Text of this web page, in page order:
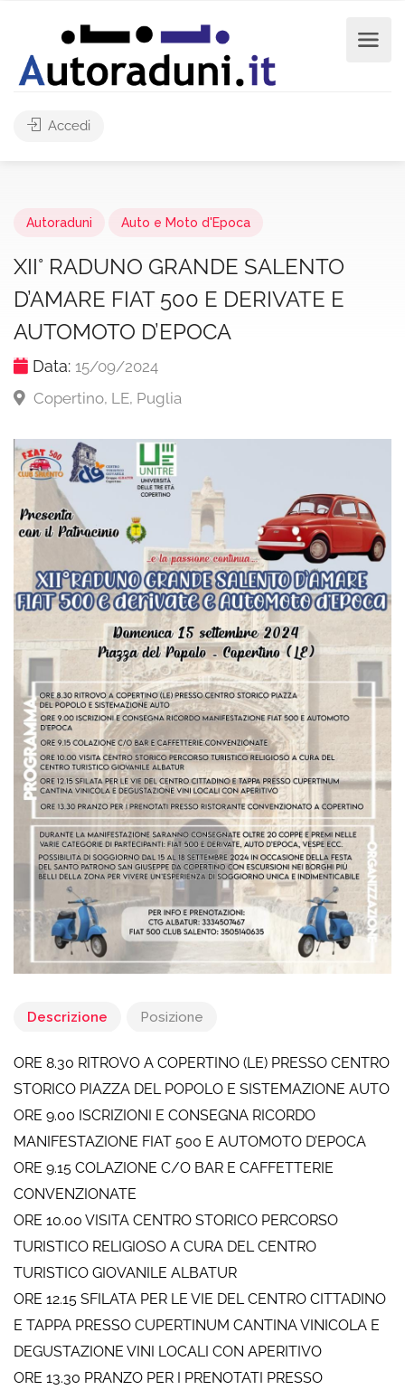
Accedi
Autoraduni Auto e Moto d'Epoca
XII° RADUNO GRANDE SALENTO
D’AMARE FIAT 500 E DERIVATE E
AUTOMOTO D’EPOCA
Data: 15/09/2024
Copertino, LE, Puglia
Descrizione Posizione
ORE 8.30 RITROVO A COPERTINO (LE) PRESSO CENTRO
STORICO PIAZZA DEL POPOLO E SISTEMAZIONE AUTO
ORE 9.00 ISCRIZIONI E CONSEGNA RICORDO
MANIFESTAZIONE FIAT 500 E AUTOMOTO D’EPOCA
ORE 9.15 COLAZIONE C/O BAR E CAFFETTERIE
CONVENZIONATE
ORE 10.00 VISITA CENTRO STORICO PERCORSO
TURISTICO RELIGIOSO A CURA DEL CENTRO
TURISTICO GIOVANILE ALBATUR
ORE 12.15 SFILATA PER LE VIE DEL CENTRO CITTADINO
E TAPPA PRESSO CUPERTINUM CANTINA VINICOLA E
DEGUSTAZIONE VINI LOCALI CON APERITIVO
ORE 13.30 PRANZO PER I PRENOTATI PRESSO